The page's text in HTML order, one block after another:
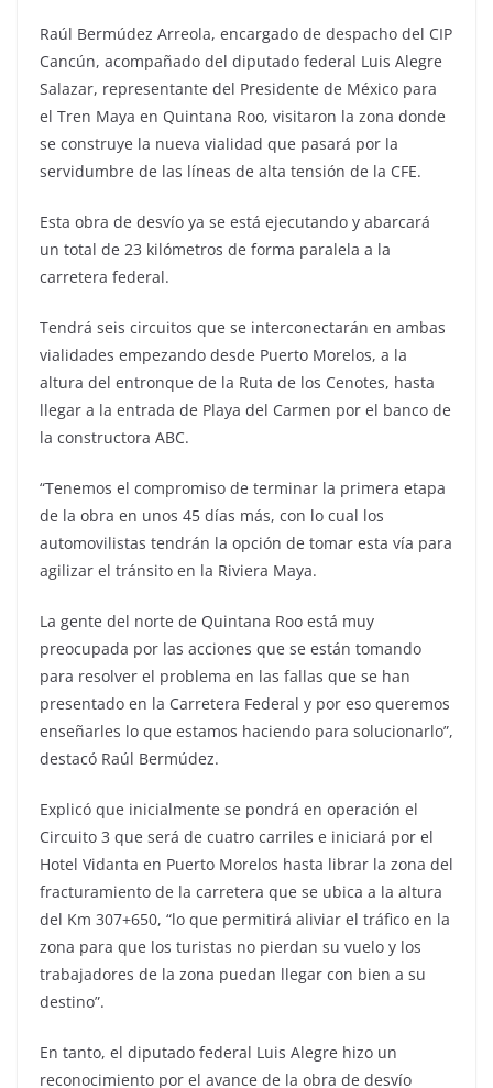
Raúl Bermúdez Arreola, encargado de despacho del CIP
Cancún, acompañado del diputado federal Luis Alegre
Salazar, representante del Presidente de México para
el Tren Maya en Quintana Roo, visitaron la zona donde
se construye la nueva vialidad que pasará por la
servidumbre de las líneas de alta tensión de la CFE.
Esta obra de desvío ya se está ejecutando y abarcará
un total de 23 kilómetros de forma paralela a la
carretera federal.
Tendrá seis circuitos que se interconectarán en ambas
vialidades empezando desde Puerto Morelos, a la
altura del entronque de la Ruta de los Cenotes, hasta
llegar a la entrada de Playa del Carmen por el banco de
la constructora ABC.
“Tenemos el compromiso de terminar la primera etapa
de la obra en unos 45 días más, con lo cual los
automovilistas tendrán la opción de tomar esta vía para
agilizar el tránsito en la Riviera Maya.
La gente del norte de Quintana Roo está muy
preocupada por las acciones que se están tomando
para resolver el problema en las fallas que se han
presentado en la Carretera Federal y por eso queremos
enseñarles lo que estamos haciendo para solucionarlo”,
destacó Raúl Bermúdez.
Explicó que inicialmente se pondrá en operación el
Circuito 3 que será de cuatro carriles e iniciará por el
Hotel Vidanta en Puerto Morelos hasta librar la zona del
fracturamiento de la carretera que se ubica a la altura
del Km 307+650, “lo que permitirá aliviar el tráfico en la
zona para que los turistas no pierdan su vuelo y los
trabajadores de la zona puedan llegar con bien a su
destino”.
En tanto, el diputado federal Luis Alegre hizo un
reconocimiento por el avance de la obra de desvío